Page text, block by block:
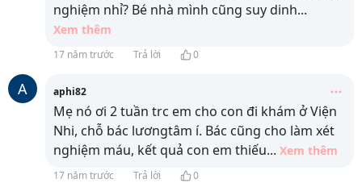
nghiệm nhỉ? Bé nhà mình cũng suy dinh...
Xem thêm
17 năm trước Trả lời 0
A aphi82
Mẹ nó ơi 2 tuần trc em cho con đi khám ở Viện
Nhi, chỗ bác lươngtâm í. Bác cũng cho làm xét
nghiệm máu, kết quả con em thiếu... Xem thêm
17 năm trước Trả lời 0